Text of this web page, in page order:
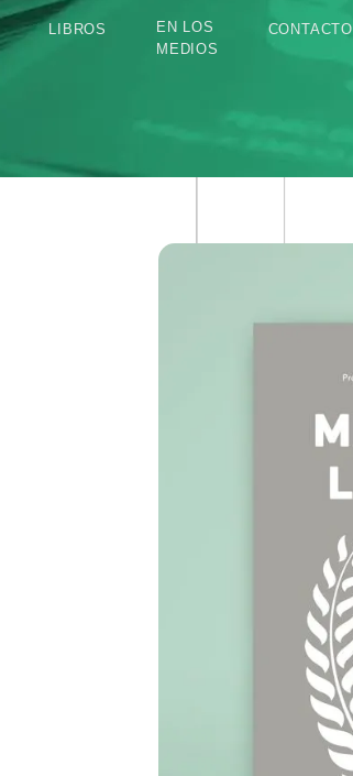
LIBROS
EN LOS
MEDIOS
CONTACTO